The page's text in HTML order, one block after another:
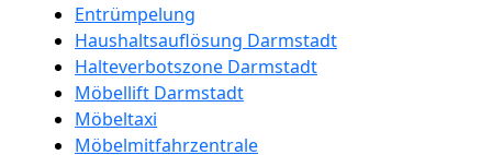
Entrümpelung
Haushaltsauflösung Darmstadt
Halteverbotszone Darmstadt
Möbellift Darmstadt
Möbeltaxi
Möbelmitfahrzentrale